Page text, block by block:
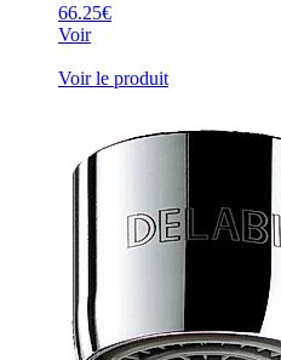
66.25€
Voir
Voir le produit